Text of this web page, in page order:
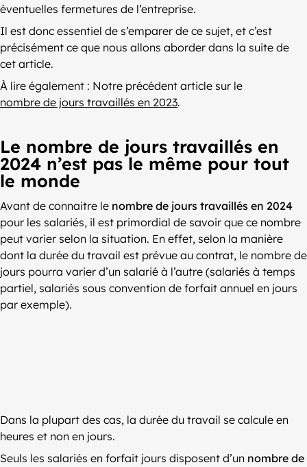
éventuelles fermetures de l’entreprise.
Il est donc essentiel de s’emparer de ce sujet, et c’est
précisément ce que nous allons aborder dans la suite de
cet article.
À lire également : Notre précédent article sur le
nombre de jours travaillés en 2023.
Le nombre de jours travaillés en
2024 n’est pas le même pour tout
le monde
Avant de connaitre le nombre de jours travaillés en 2024
pour les salariés, il est primordial de savoir que ce nombre
peut varier selon la situation. En effet, selon la manière
dont la durée du travail est prévue au contrat, le nombre de
jours pourra varier d’un salarié à l’autre (salariés à temps
partiel, salariés sous convention de forfait annuel en jours
par exemple).
Dans la plupart des cas, la durée du travail se calcule en
heures et non en jours.
Seuls les salariés en forfait jours disposent d’un nombre de